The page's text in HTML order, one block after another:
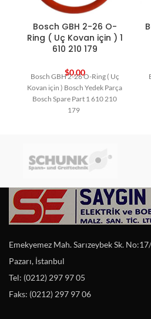
Bosch GBH 2-26 O-
Ring ( Uç Kovan için ) 1
610 210 179
$0,00
Bosch GBH 2-26 O-Ring ( Uç
Kovan için ) Bosch Yedek Parça
Bosch Spare Part 1 610 210
179
Emekyemez Mah. Sarızeybek Sk.
Pazarı, İstanbul
Tel: (0212) 297 97 05
Faks: (0212) 297 97 06